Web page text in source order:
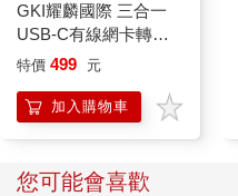
GKI耀麟國際 三合一
USB-C有線網卡轉接
器｜RJ45穩定上網＋
擴充｜Type-
C/Lightning/USB-A三
特價 499 元
加入購物車
您可能會喜歡